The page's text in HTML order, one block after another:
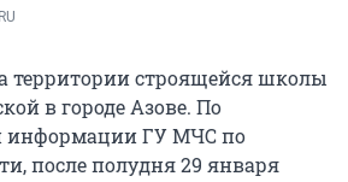
территории строящейся школы
в городе Азове. По
информации ГУ МЧС по
после полудня 29 января